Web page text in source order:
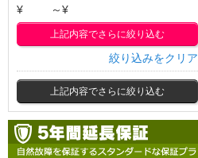
¥
～¥
上記内容でさらに絞り込む
絞り込みをクリア
上記内容でさらに絞り込む